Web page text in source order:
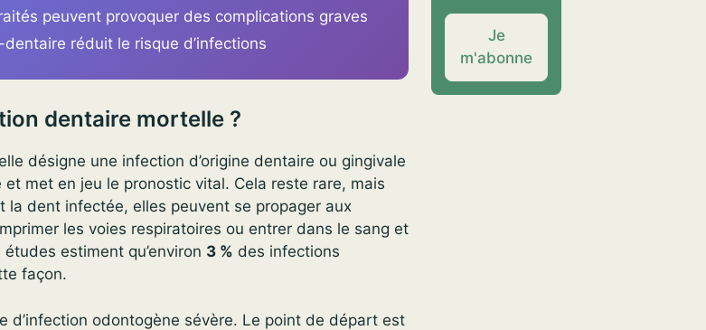
peuvent provoquer des complications graves
réduit le risque d’infections
dentaire mortelle ?
désigne une infection d’origine dentaire ou gingivale
met en jeu le pronostic vital. Cela reste rare, mais
la dent infectée, elles peuvent se propager aux
les voies respiratoires ou entrer dans le sang et
études estiment qu’environ 3 % des infections
façon.
d’infection odontogène sévère. Le point de départ est
Je
m'abonne